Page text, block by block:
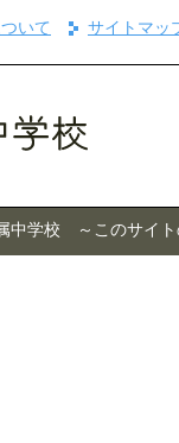
いて サイトマッ
中学校 ～このサイト